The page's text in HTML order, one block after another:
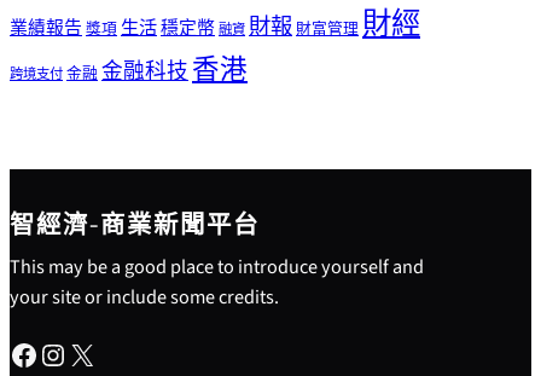
業績報告 獎項生活穩定幣融資 財報 財富管理財經
跨境支付金融 金融科技香港
智經濟-商業新聞平台
This may be a good place to introduce yourself and
your site or include some credits.
Facebook Instagram X